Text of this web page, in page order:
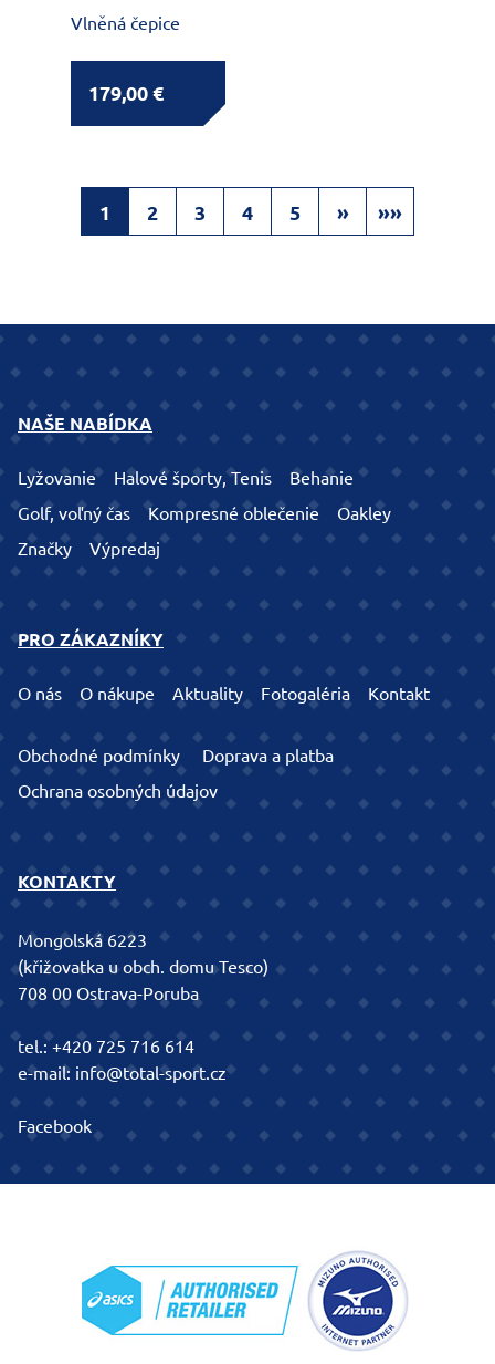
Vlněná čepice
179,00 €
1 2 3 4 5 » »»
NAŠE NABÍDKA
Lyžovanie Halové športy, Tenis
Behanie
Golf, voľný čas
Kompresné oblečenie
Oakley
Značky
Výpredaj
PRO ZÁKAZNÍKY
O nás O nákupe Aktuality Fotogaléria Kontakt
Obchodné podmínky
Doprava a platba
Ochrana osobných údajov
KONTAKTY
Mongolská 6223
(křižovatka u obch. domu Tesco)
708 00 Ostrava-Poruba
tel.:+420 725 716 614
e-mail: info@total-sport.cz
Facebook